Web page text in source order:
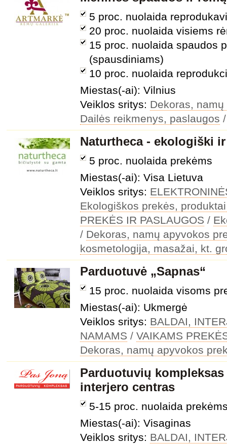
5 proc. nuolaida
20 proc. nuolaida visiems
15 proc. nuolaida spaudos
(spausdiniams)
10 proc. nuolaida
Miestas(-ai): Vilnius
Veiklos sritys: Dekoras,
Dailės reikmenys, paslaugos
Naturtheca - ekologiški
5 proc. nuolaida prekėms
Miestas(-ai): Visa Lietuva
Veiklos sritys:
Ekologiškos prekės,
PREKĖS IR PASLAUGOS /
/ Dekoras, namų apyvokos
kosmetologija, masažai, kt.
Parduotuvė „Sapnas“
15 proc. nuolaida visoms
Miestas(-ai): Ukmergė
Veiklos sritys: BALDAI,
NAMAMS / VAIKAMS
Dekoras, namų apyvokos
Parduotuvių
interjero centras
5-15 proc. nuolaida
Miestas(-ai): Visaginas
Veiklos sritys: BALDAI,